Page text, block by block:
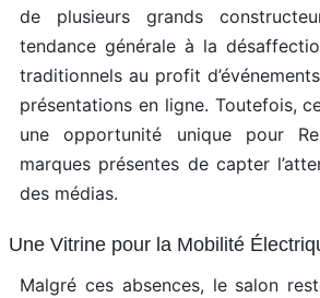
de plusieurs grands
tendance générale à la
traditionnels au profit
présentations en ligne. Toutefois,
une opportunité unique pour
marques présentes de capter
des médias.
Une Vitrine pour la Mobilité
Malgré ces absences, le salon